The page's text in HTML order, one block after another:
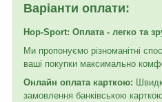
Варіанти оплати:
Hop-Sport: Оплата - легко та
Ми пропонуємо різноманітні
ваші покупки максимально
Онлайн оплата карткою:
замовлення банківською